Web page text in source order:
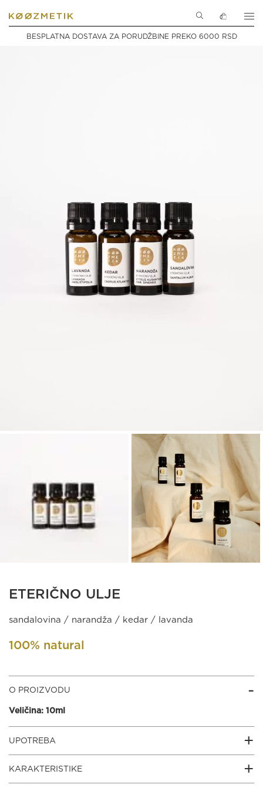
0
BESPLATNA DOSTAVA ZA PORUDŽBINE PREKO 6000 RSD
ETERIČNO ULJE
sandalovina / narandža / kedar / lavanda
100% natural
O PROIZVODU
Veličina: 10ml
UPOTREBA
mestu.
KARAKTERISTIKE
PROIZVODI
SETOVI
SASTOJCI